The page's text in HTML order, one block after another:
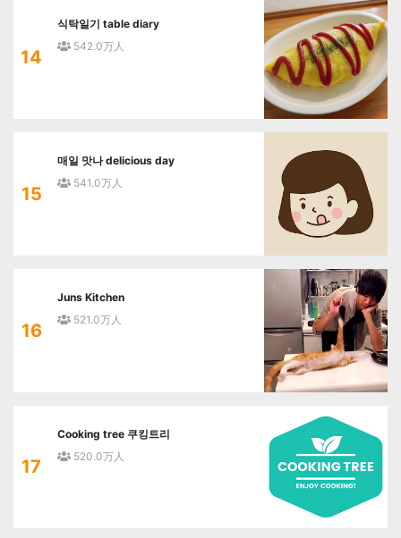
14
식탁일기 table diary
542.0万人
15
매일 맛나 delicious day
541.0万人
16
Juns Kitchen
521.0万人
17
Cooking tree 쿠킹트리
520.0万人